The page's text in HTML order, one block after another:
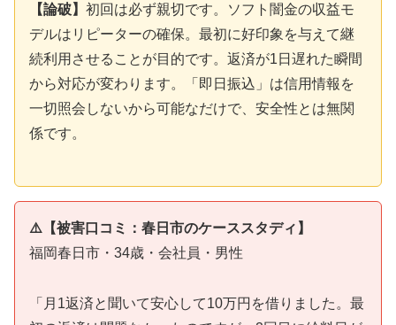
【論破】 初回は必ず親切です。ソフト闇金の収益モ
デルはリピーターの確保。最初に好印象を与えて継
続利用させることが目的です。返済が1日遅れた瞬間
から対応が変わります。「即日振込」は信用情報を
一切照会しないから可能なだけで、安全性とは無関
係です。
⚠️【被害口コミ：春日市のケーススタディ】
福岡春日市・34歳・会社員・男性
「月1返済と聞いて安心して10万円を借りました。最